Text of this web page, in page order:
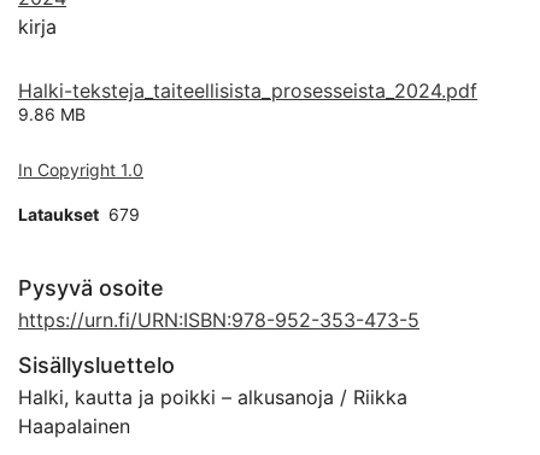
kirja
Halki-teksteja_taiteellisista_prosesseista_2024.pdf
9.86 MB
In Copyright 1.0
Lataukset 679
Pysyvä osoite
https://urn.fi/URN:ISBN:978-952-353-473-5
Sisällysluettelo
Halki, kautta ja poikki – alkusanoja / Riikka
Haapalainen